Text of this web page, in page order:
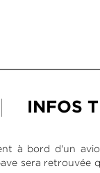
INFOS
à bord d'un
sera retrouvée